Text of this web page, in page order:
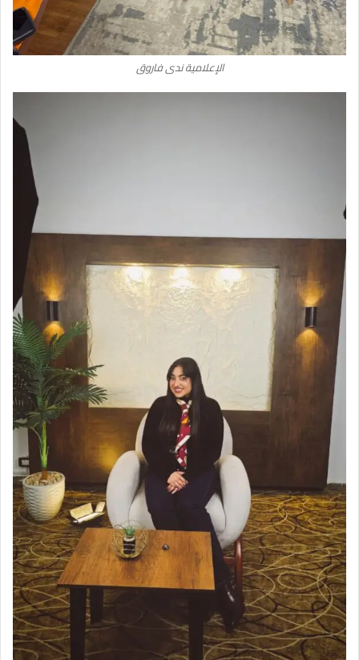
الإعلامية ندى فاروق